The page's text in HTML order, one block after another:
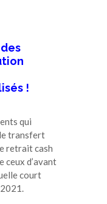
!
qui
transfert
retrait cash
ceux d’avant
court